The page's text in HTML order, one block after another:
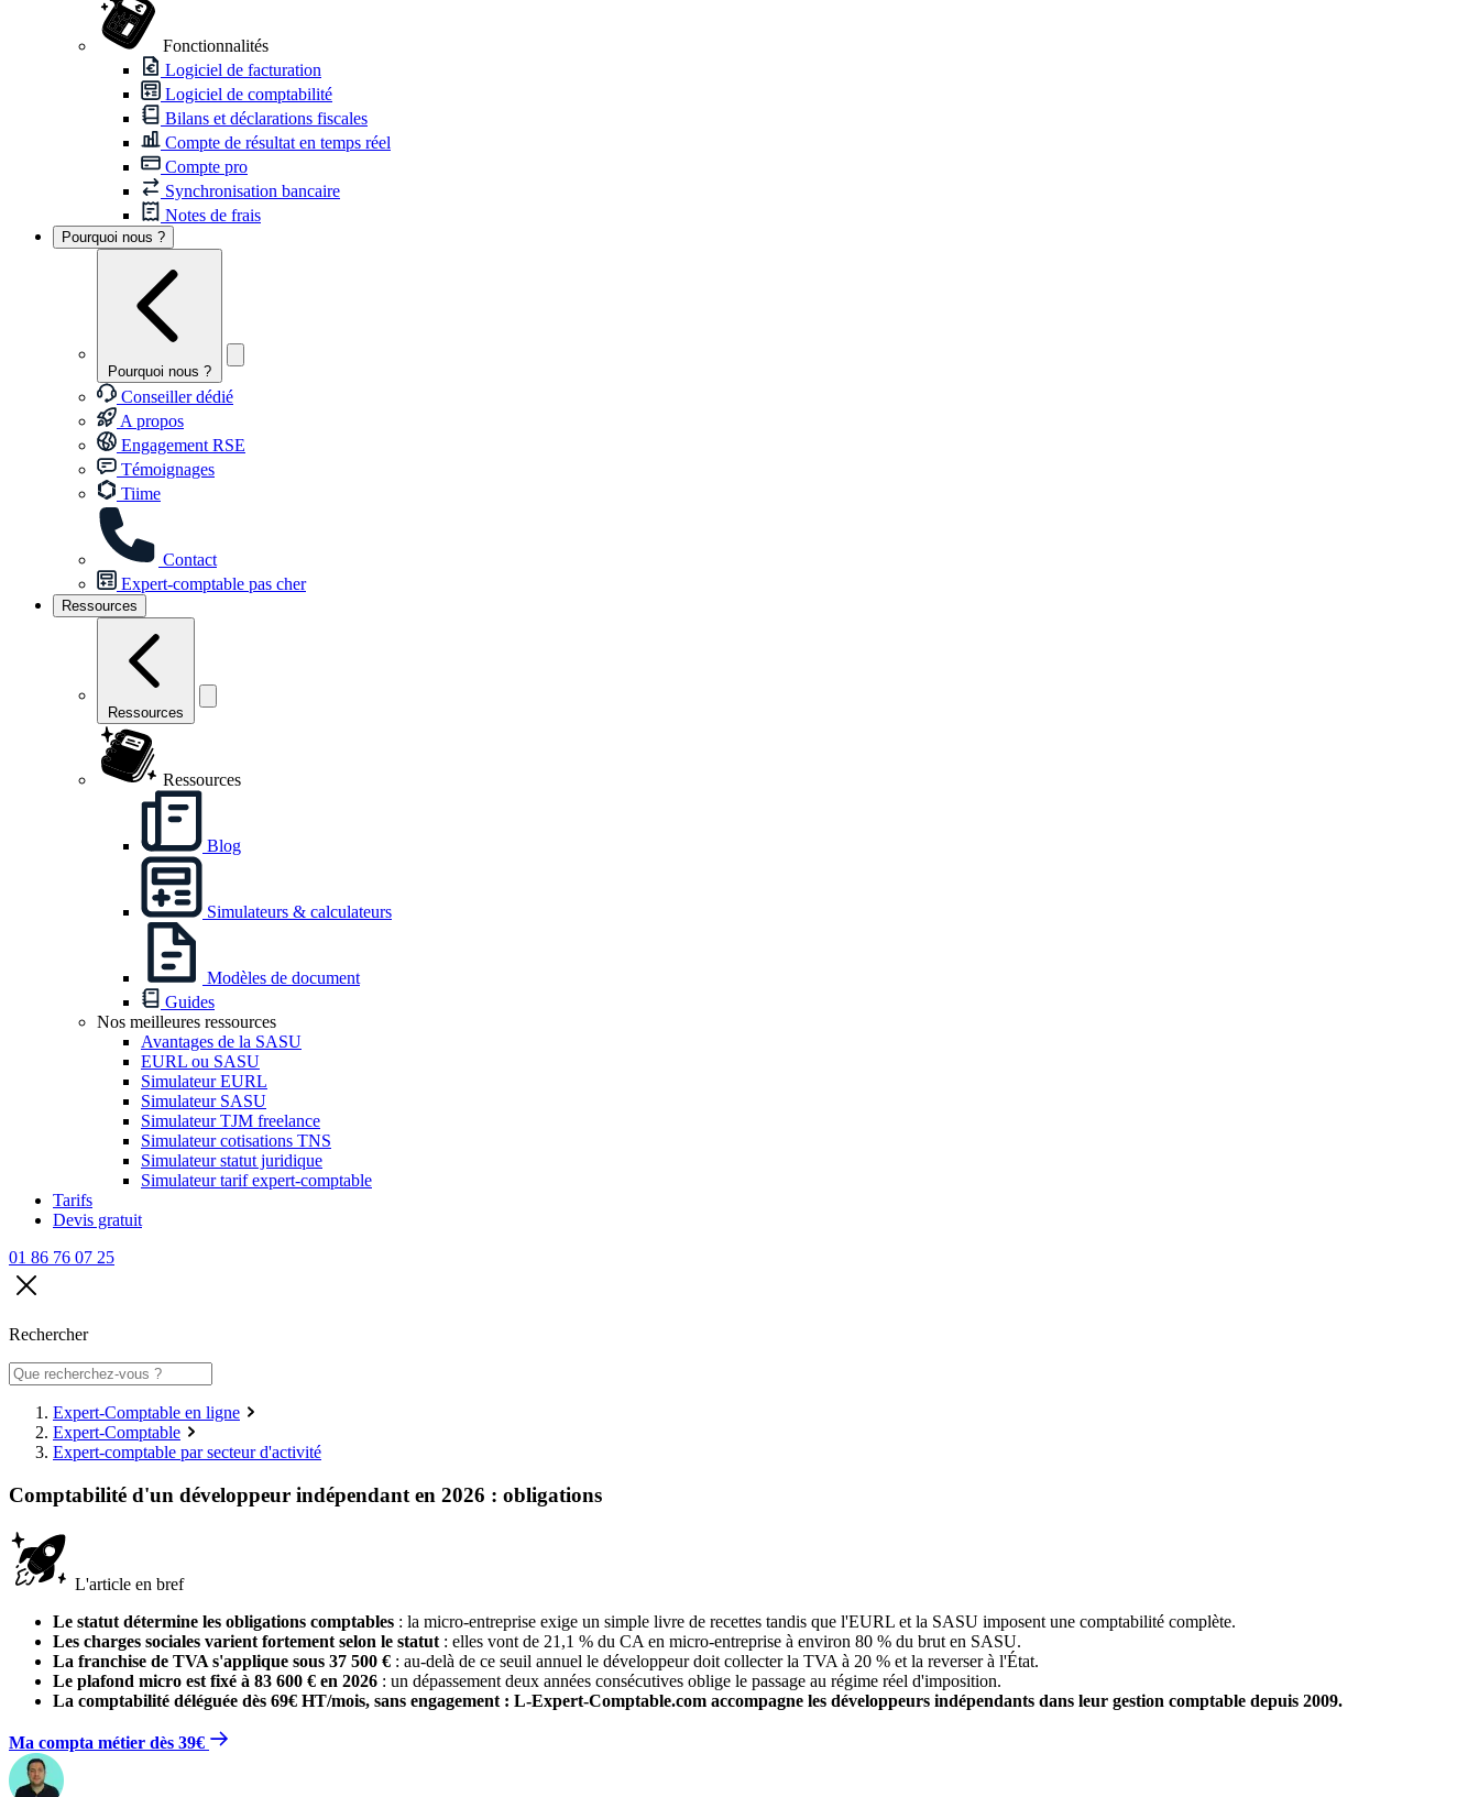
Fonctionnalités
Logiciel de facturation
Logiciel de comptabilité
Bilans et déclarations fiscales
Compte de résultat en temps réel
Compte pro
Synchronisation bancaire
Notes de frais
Pourquoi nous ?
Pourquoi nous ?
Conseiller dédié
A propos
Engagement RSE
Témoignages
Tiime
Contact
Expert-comptable pas cher
Ressources
Ressources
Ressources
Blog
Simulateurs & calculateurs
Modèles de document
Guides
Nos meilleures ressources
Avantages de la SASU
EURL ou SASU
Simulateur EURL
Simulateur SASU
Simulateur TJM freelance
Simulateur cotisations TNS
Simulateur statut juridique
Simulateur tarif expert-comptable
Tarifs
Devis gratuit
01 86 76 07 25
Rechercher
Expert-Comptable en ligne
Expert-Comptable
Expert-comptable par secteur d'activité
Comptabilité d'un développeur indépendant en 2026 : obligations
L'article en bref
Le statut détermine les obligations comptables : la micro-entreprise exige un simple livre de recettes tandis que l'EURL et la SASU imposent une comptabilité complète.
Les charges sociales varient fortement selon le statut : elles vont de 21,1 % du CA en micro-entreprise à environ 80 % du brut en SASU.
La franchise de TVA s'applique sous 37 500 € : au-delà de ce seuil annuel le développeur doit collecter la TVA à 20 % et la reverser à l'État.
Le plafond micro est fixé à 83 600 € en 2026 : un dépassement deux années consécutives oblige le passage au régime réel d'imposition.
La comptabilité déléguée dès 69€ HT/mois, sans engagement : L-Expert-Comptable.com accompagne les développeurs indépendants dans leur gestion comptable depuis 2009.
Ma compta métier dès 39€